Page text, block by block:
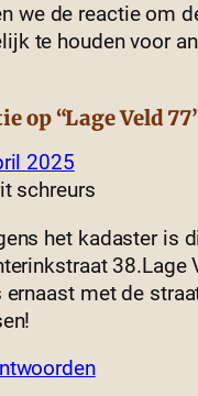
we de reactie om
te houden voor
op “Lage Veld
2025
schreurs
het kadaster is
38.Lage
ernaast met de